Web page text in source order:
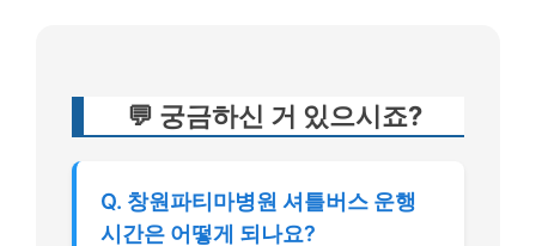
💬 궁금하신 거 있으시죠?
Q. 창원파티마병원 셔틀버스 운행
시간은 어떻게 되나요?